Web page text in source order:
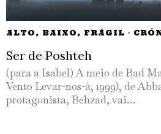
ALTO, BAIXO, FRÁGIL ·
Ser de Poshteh
(para a Isabel) A meio de Bad
Vento Levar-nos-á, 1999), de
protagonista, Behzad, vai…